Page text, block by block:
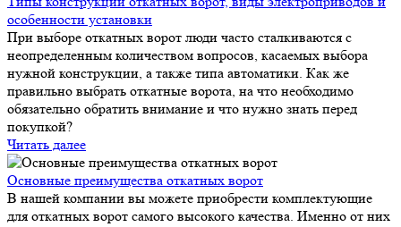
особенности установки
При выборе откатных ворот люди часто сталкиваются с
неопределенным количеством вопросов, касаемых выбора
нужной конструкции, а также типа автоматики. Как же
правильно выбрать откатные ворота, на что необходимо
обязательно обратить внимание и что нужно знать перед
покупкой?
Читать далее
Основные преимущества откатных ворот
В нашей компании вы можете приобрести комплектующие
для откатных ворот самого высокого качества. Именно от них